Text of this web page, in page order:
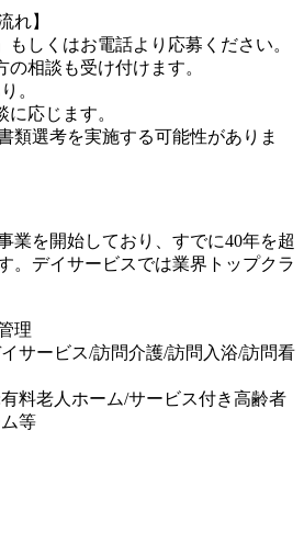
れ】
しくはお電話より応募ください。
相談も受け付けます。
。
応じます。
類選考を実施する可能性がありま
業を開始しており、すでに40年を超
。デイサービスでは業界トップクラ
理
サービス/訪問介護/訪問入浴/訪問看
料老人ホーム/サービス付き高齢者
等